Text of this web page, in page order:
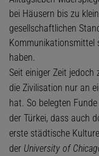
bei Häusern bis zu
gesellschaftlichen
Kommunikationsmittel
haben.
Seit einiger Zeit jedoch
die Zivilisation nur an
hat. So belegten
der Türkei, dass auch
erste städtische
der University of